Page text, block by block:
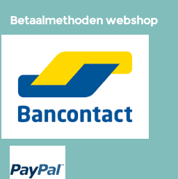
Betaalmethoden webshop